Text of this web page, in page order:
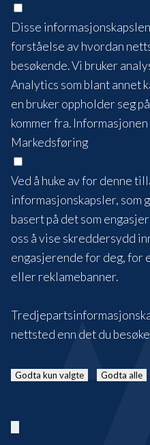
Disse
forståelse av hvordan
besøkende. Vi bruker
Analytics som blant annet
en bruker oppholder seg
kommer fra.
Markedsføring
Ved å huke av for denne
informasjonskapsler, som
basert på det som
oss å vise skreddersydd
engasjerende for deg, for
eller reklamebanner.
nettsted enn det du
Godta kun valgte Godta alle